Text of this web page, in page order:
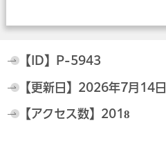
【ID】 P-5943
【更新日】 2026年7月14日
【アクセス数】 2018